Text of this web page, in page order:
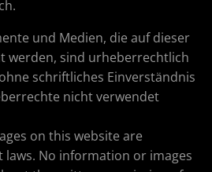
und Medien, die auf dieser
werden, sind urheberrechtlich
schriftliches Einverständnis
nicht verwendet
on this website are
No information or images